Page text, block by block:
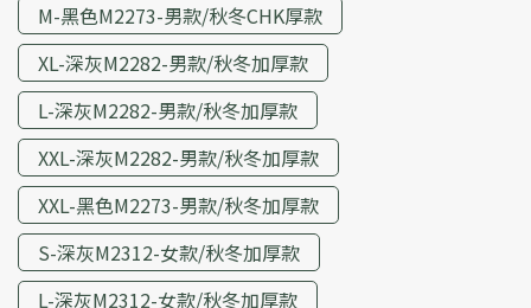
M-黑色M2273-男款/秋冬CHK厚款
XL-深灰M2282-男款/秋冬加厚款
L-深灰M2282-男款/秋冬加厚款
XXL-深灰M2282-男款/秋冬加厚款
XXL-黑色M2273-男款/秋冬加厚款
S-深灰M2312-女款/秋冬加厚款
L-深灰M2312-女款/秋冬加厚款